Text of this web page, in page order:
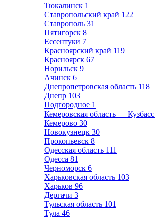
Тюкалинск 1
Ставропольский край 122
Ставрополь 31
Пятигорск 8
Ессентуки 7
Красноярский край 119
Красноярск 67
Норильск 9
Ачинск 6
Днепропетровская область 118
Днепр 103
Подгородное 1
Кемеровская область — Кузбасс
Кемерово 30
Новокузнецк 30
Прокопьевск 8
Одесская область 111
Одесса 81
Черноморск 6
Харьковская область 103
Харьков 96
Дергачи 3
Тульская область 101
Тула 46